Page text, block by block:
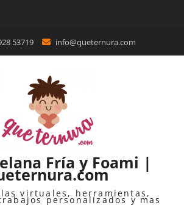
53719 info@queternura.com
Fría y Foami |
virtuales, herramientas,
personalizados y mas